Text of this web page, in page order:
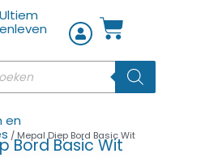
en
/ Mepal Diep Bord Basic Wit
Bord Basic Wit